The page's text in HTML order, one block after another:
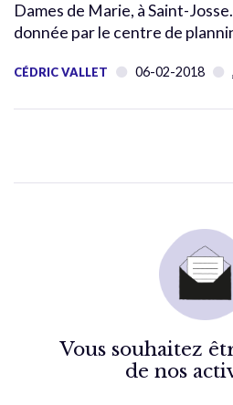
Dames de Marie, à Saint-
donnée par le centre de
CÉDRIC VALLET 06-02-2018
Vous souhaitez
de nos